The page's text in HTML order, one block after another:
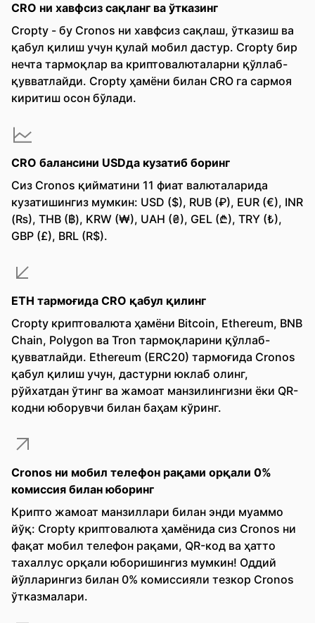
CRO ни хавфсиз сақланг ва ўтказинг
Cropty - бу Cronos ни хавфсиз сақлаш, ўтказиш ва
қабул қилиш учун қулай мобил дастур. Cropty бир
нечта тармоқлар ва криптовалюталарни қўллаб-
қувватлайди. Cropty ҳамёни билан CRO га сармоя
киритиш осон бўлади.
CRO балансини USDда кузатиб боринг
Сиз Cronos қийматини 11 фиат валюталарида
кузатишингиз мумкин: USD ($), RUB (₽), EUR (€), INR
(₨), THB (฿), KRW (₩), UAH (₴), GEL (₾), TRY (₺),
GBP (£), BRL (R$).
ETH тармоғида CRO қабул қилинг
Cropty криптовалюта ҳамёни Bitcoin, Ethereum, BNB
Chain, Polygon ва Tron тармоқларини қўллаб-
қувватлайди. Ethereum (ERC20) тармоғида Cronos
қабул қилиш учун, дастурни юклаб олинг,
рўйхатдан ўтинг ва жамоат манзилингизни ёки QR-
кодни юборувчи билан баҳам кўринг.
Cronos ни мобил телефон рақами орқали 0%
комиссия билан юборинг
Крипто жамоат манзиллари билан энди муаммо
йўқ: Cropty криптовалюта ҳамёнида сиз Cronos ни
фақат мобил телефон рақами, QR-код ва ҳатто
тахаллус орқали юборишингиз мумкин! Оддий
йўлларингиз билан 0% комиссияли тезкор Cronos
ўтказмалари.